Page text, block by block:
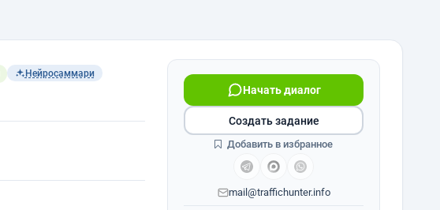
Нейросаммари
Начать диалог
mail@traffichunter.info
Создать задание
Добавить в избранное